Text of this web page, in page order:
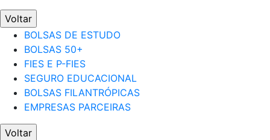
Voltar
BOLSAS DE ESTUDO
BOLSAS 50+
FIES E P-FIES
SEGURO EDUCACIONAL
BOLSAS FILANTRÓPICAS
EMPRESAS PARCEIRAS
Voltar